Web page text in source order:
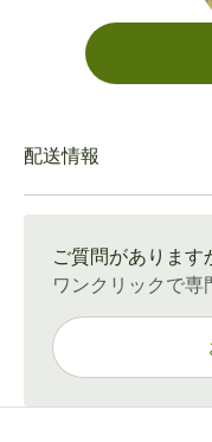
配送情報
ご質問があります
ワンクリックで専